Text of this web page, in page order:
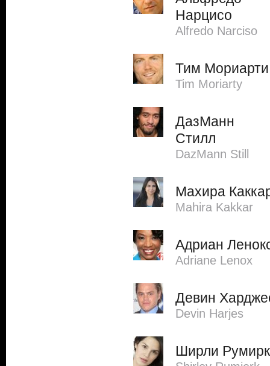
Нарцисо
Alfredo Narciso
Тим Мориарти
Tim Moriarty
ДазМанн
Стилл
DazMann Still
Махира
Mahira Kakkar
Адриан
Adriane Lenox
Девин
Devin Harjes
Ширли Румирк